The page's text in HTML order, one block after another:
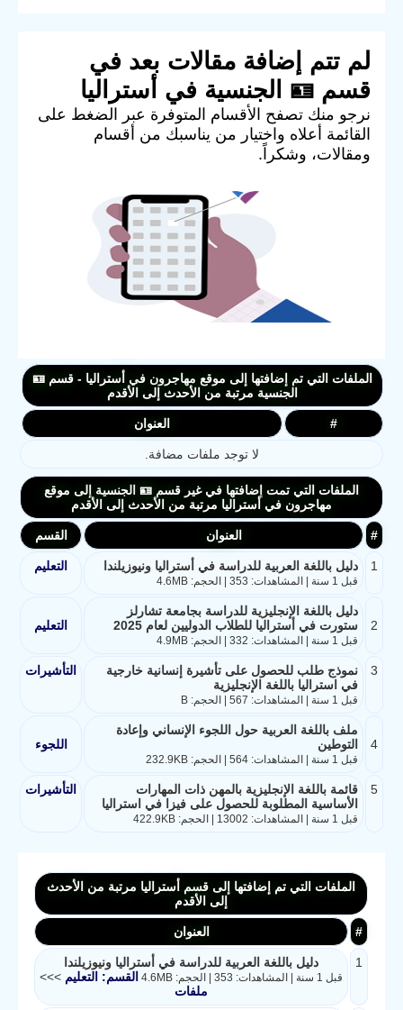
لم تتم إضافة مقالات بعد في
قسم 🪪 الجنسية في أستراليا
نرجو منك تصفح الأقسام المتوفرة عبر الضغط على
القائمة أعلاه واختيار من يناسبك من أقسام
ومقالات، وشكراً.
الملفات التي تم إضافتها إلى موقع مهاجرون في أستراليا - قسم 🪪
الجنسية مرتبة من الأحدث إلى الأقدم
# العنوان
لا توجد ملفات مضافة.
الملفات التي تمت إضافتها في غير قسم 🪪 الجنسية إلى موقع
مهاجرون في أستراليا مرتبة من الأحدث إلى الأقدم
# العنوان القسم
1 دليل باللغة العربية للدراسة في أستراليا ونيوزيلندا
قبل 1 سنة | المشاهدات: 353 | الحجم: 4.6MB
التعليم
2
دليل باللغة الإنجليزية للدراسة بجامعة تشارلز
ستورت في أستراليا للطلاب الدوليين لعام 2025
قبل 1 سنة | المشاهدات: 332 | الحجم: 4.9MB
التعليم
3
نموذج طلب للحصول على تأشيرة إنسانية خارجية
في استراليا باللغة الإنجليزية
قبل 1 سنة | المشاهدات: 567 | الحجم: B
التأشيرات
4
ملف باللغة العربية حول اللجوء الإنساني وإعادة
التوطين
قبل 1 سنة | المشاهدات: 564 | الحجم: 232.9KB
اللجوء
5
قائمة باللغة الإنجليزية بالمهن ذات المهارات
الأساسية المطلوبة للحصول على فيزا في استراليا
قبل 1 سنة | المشاهدات: 13002 | الحجم: 422.9KB
التأشيرات
الملفات التي تم إضافتها إلى قسم أستراليا مرتبة من الأحدث
إلى الأقدم
# العنوان
1 دليل باللغة العربية للدراسة في أستراليا ونيوزيلندا
قبل 1 سنة | المشاهدات: 353 | الحجم: 4.6MB القسم: التعليم >>>
ملفات